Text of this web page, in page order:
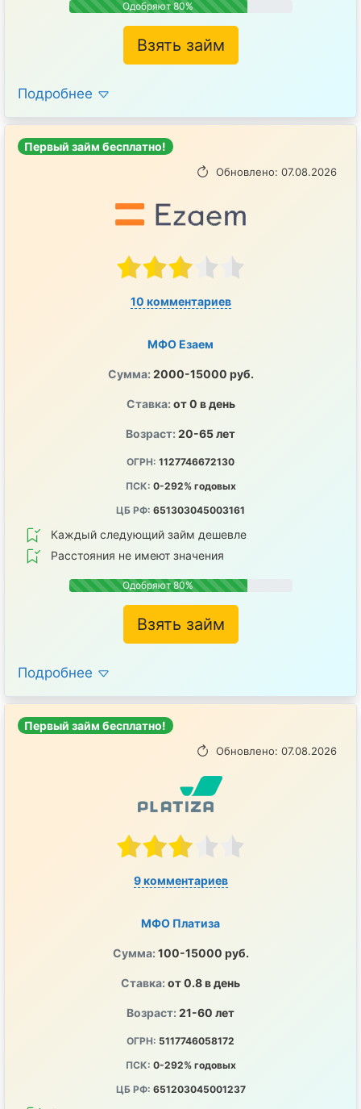
Одобряют 80%
Взять займ
Подробнее
Первый займ бесплатно!
Обновлено: 07.08.2026
10 комментариев
МФО Езаем
Сумма: 2000-15000 руб.
Ставка: от 0 в день
Возраст: 20-65 лет
ОГРН: 1127746672130
ПСК: 0-292% годовых
ЦБ РФ: 651303045003161
Каждый следующий займ дешевле
Расстояния не имеют значения
Одобряют 80%
Взять займ
Подробнее
Первый займ бесплатно!
Обновлено: 07.08.2026
9 комментариев
МФО Платиза
Сумма: 100-15000 руб.
Ставка: от 0.8 в день
Возраст: 21-60 лет
ОГРН: 5117746058172
ПСК: 0-292% годовых
ЦБ РФ: 651203045001237